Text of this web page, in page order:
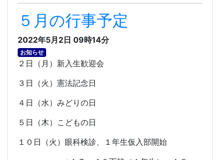
５月の行事予定
2022年5月2日 09時14分
お知らせ
２日（月）新入生歓迎会
３日（火）憲法記念日
４日（水）みどりの日
５日（木）こどもの日
１０日（火）眼科検診、１年生仮入部開始